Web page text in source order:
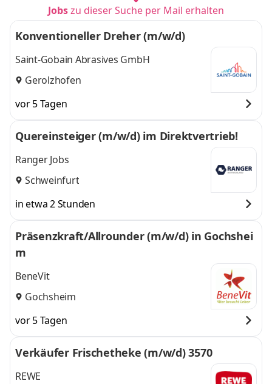
Jobszu dieser Suche per Mail erhalten
Konventioneller Dreher (m/w/d)
Saint-Gobain Abrasives GmbH
Gerolzhofen
vor 5 Tagen
Quereinsteiger (m/w/d) im Direktvertrieb!
Ranger Jobs
Schweinfurt
in etwa 2 Stunden
Präsenzkraft/Allrounder (m/w/d) in Gochshei
m
BeneVit
Gochsheim
vor 5 Tagen
Verkäufer Frischetheke (m/w/d) 3570
REWE